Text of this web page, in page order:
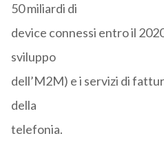
50 miliardi di
device connessi entro il
sviluppo
dell’M2M) e i servizi di
della
telefonia.